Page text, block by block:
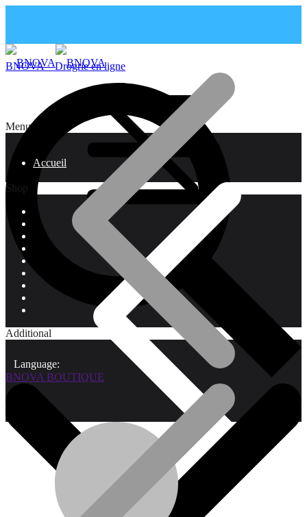
Menu
Accueil
Qui sommes-nous?
Shop
Additional
Language:
BNOVA – Drogrie en ligne
BNOVA BOUTIQUE